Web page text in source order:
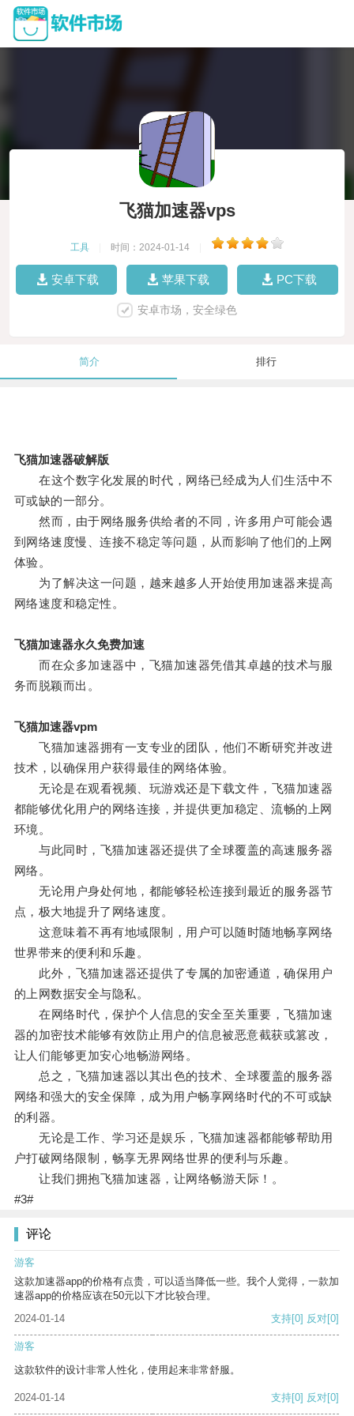
飞猫加速器vps
工具 时间：2024-01-14
安卓下载 苹果下载 PC下载
安卓市场，安全绿色
简介 排行
飞猫加速器破解版
在这个数字化发展的时代，网络已经成为人们生活中不
可或缺的一部分。
然而，由于网络服务供给者的不同，许多用户可能会遇
到网络速度慢、连接不稳定等问题，从而影响了他们的上网
体验。
为了解决这一问题，越来越多人开始使用加速器来提高
网络速度和稳定性。
飞猫加速器永久免费加速
而在众多加速器中，飞猫加速器凭借其卓越的技术与服
务而脱颖而出。
飞猫加速器vpm
飞猫加速器拥有一支专业的团队，他们不断研究并改进
技术，以确保用户获得最佳的网络体验。
无论是在观看视频、玩游戏还是下载文件，飞猫加速器
都能够优化用户的网络连接，并提供更加稳定、流畅的上网
环境。
与此同时，飞猫加速器还提供了全球覆盖的高速服务器
网络。
无论用户身处何地，都能够轻松连接到最近的服务器节
点，极大地提升了网络速度。
这意味着不再有地域限制，用户可以随时随地畅享网络
世界带来的便利和乐趣。
此外，飞猫加速器还提供了专属的加密通道，确保用户
的上网数据安全与隐私。
在网络时代，保护个人信息的安全至关重要，飞猫加速
器的加密技术能够有效防止用户的信息被恶意截获或篡改，
让人们能够更加安心地畅游网络。
总之，飞猫加速器以其出色的技术、全球覆盖的服务器
网络和强大的安全保障，成为用户畅享网络时代的不可或缺
的利器。
无论是工作、学习还是娱乐，飞猫加速器都能够帮助用
户打破网络限制，畅享无界网络世界的便利与乐趣。
让我们拥抱飞猫加速器，让网络畅游天际！。
#3#
评论
游客
这款加速器app的价格有点贵，可以适当降低一些。我个人觉得，一款加
速器app的价格应该在50元以下才比较合理。
2024-01-14
支持[0] 反对[0]
游客
这款软件的设计非常人性化，使用起来非常舒服。
2024-01-14 支持[0] 反对[0]